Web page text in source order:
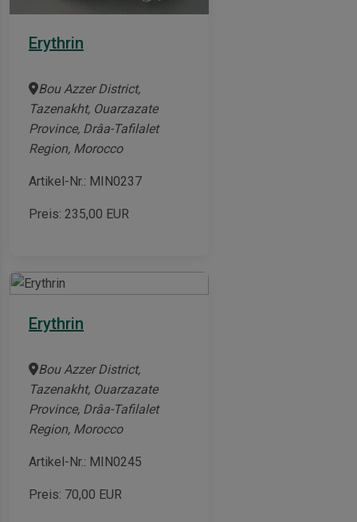
Erythrin
Bou Azzer District,
Tazenakht, Ouarzazate
Province, Drâa-Tafilalet
Region, Morocco
Artikel-Nr.: MIN0237
Preis: 235,00 EUR
Erythrin
Bou Azzer District,
Tazenakht, Ouarzazate
Province, Drâa-Tafilalet
Region, Morocco
Artikel-Nr.: MIN0245
Preis: 70,00 EUR